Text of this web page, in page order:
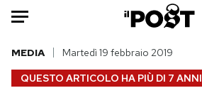
Auto
HOME
QUESTO ARTICOLO HA PIÙ DI 7 ANNI
MEDIA Martedì 19 febbraio 2019